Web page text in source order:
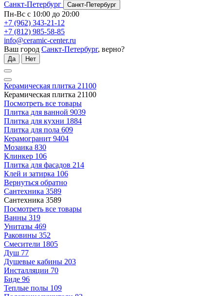
Санкт-Петербург
Санкт-Петербург
Пн-Вс с 10:00 до 20:00
+7 (962) 343-21-12
+7 (812) 985-58-85
info@ceramic-center.ru
Ваш город Санкт-Петербург, верно?
Да Нет
Керамическая плитка 21100
Керамическая плитка 21100
Посмотреть все товары
Плитка для ванной 9039
Плитка для кухни 1884
Плитка для пола 609
Керамогранит 9404
Мозаика 830
Клинкер 106
Плитка для фасадов 214
Клей и затирка 106
Вернуться обратно
Сантехника 3589
Сантехника 3589
Посмотреть все товары
Ванны 319
Унитазы 469
Раковины 352
Смесители 1805
Душ 77
Душевые кабины 203
Инсталляции 70
Биде 96
Теплые полы 109